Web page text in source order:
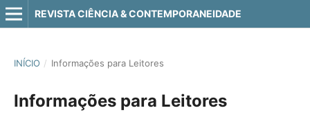
REVISTA CIÊNCIA & CONTEMPORANEIDADE
INÍCIO / Informações para Leitores
Informações para Leitores